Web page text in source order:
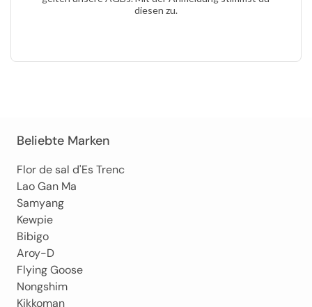
diesen zu.
Beliebte Marken
Flor de sal d'Es Trenc
Lao Gan Ma
Samyang
Kewpie
Bibigo
Aroy-D
Flying Goose
Nongshim
Kikkoman